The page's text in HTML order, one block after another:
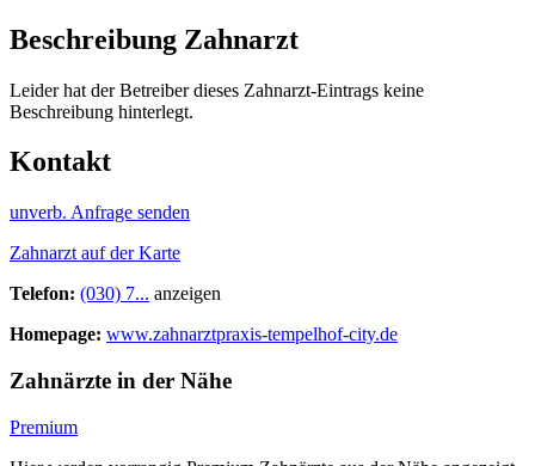
Beschreibung Zahnarzt
Leider hat der Betreiber dieses Zahnarzt-Eintrags keine
Beschreibung hinterlegt.
Kontakt
unverb. Anfrage senden
Zahnarzt auf der Karte
Telefon: (030) 7... anzeigen
Homepage: www.zahnarztpraxis-tempelhof-city.de
Zahnärzte in der Nähe
Premium